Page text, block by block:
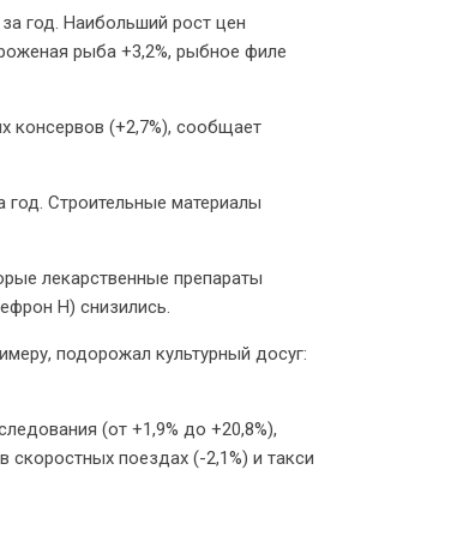
год. Наибольший рост цен
рыба +3,2%, рыбное филе
консервов (+2,7%), сообщает
Строительные материалы
лекарственные препараты
Н) снизились.
подорожал культурный досуг:
(от +1,9% до +20,8%),
скоростных поездах (-2,1%) и такси